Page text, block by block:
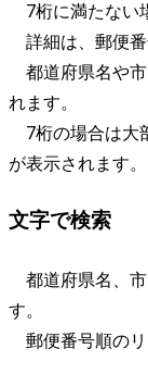
7桁に満たない
詳細は、郵便番
都道府県名や市
れます。
7桁の場合は大
が表示されます。
文字で検索
都道府県名、市
す。
郵便番号順のリ